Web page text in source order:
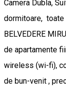
Camera Dubla,
dormitoare, toate
BELVEDERE
de apartamente
wireless (wi-fi),
de bun-venit ,